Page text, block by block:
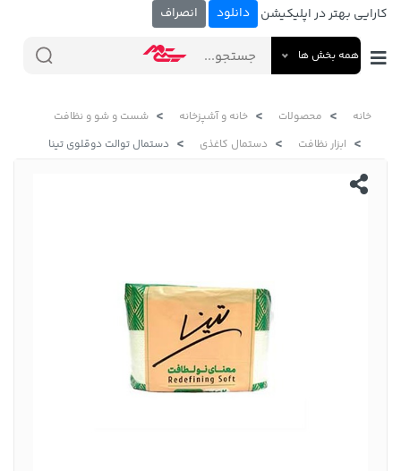
کارایی بهتر در اپلیکیشن دانلود انصراف
همه بخش ها
خانه محصولات خانه و آشپزخانه
شست و شو و نظافت
ابزار نظافت
دستمال کاغذی دستمال توالت دوقلوی تینا